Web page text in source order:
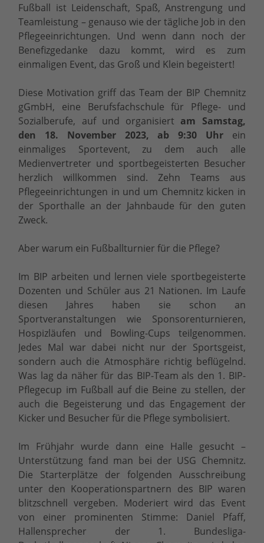
Fußball ist Leidenschaft, Spaß, Anstrengung und
Teamleistung – genauso wie der tägliche Job in den
Pflegeeinrichtungen. Und wenn dann noch der
Benefizgedanke dazu kommt, wird es zum
einmaligen Event, das Groß und Klein begeistert!
Diese Motivation griff das Team der BIP Chemnitz
gGmbH, eine Berufsfachschule für Pflege- und
Sozialberufe, auf und organisiert am Samstag,
den 18. November 2023, ab 9:30 Uhrein
einmaliges Sportevent, zu dem auch alle
Medienvertreter und sportbegeisterten Besucher
herzlich willkommen sind. Zehn Teams aus
Pflegeeinrichtungen in und um Chemnitz kicken in
der Sporthalle an der Jahnbaude für den guten
Zweck.
Aber warum ein Fußballturnier für die Pflege?
Im BIP arbeiten und lernen viele sportbegeisterte
Dozenten und Schüler aus 21 Nationen. Im Laufe
diesen Jahres haben sie schon an
Sportveranstaltungen wie Sponsorenturnieren,
Hospizläufen und Bowling-Cups teilgenommen.
Jedes Mal war dabei nicht nur der Sportsgeist,
sondern auch die Atmosphäre richtig beflügelnd.
Was lag da näher für das BIP-Team als den 1. BIP-
Pflegecup im Fußball auf die Beine zu stellen, der
auch die Begeisterung und das Engagement der
Kicker und Besucher für die Pflege symbolisiert.
Im Frühjahr wurde dann eine Halle gesucht –
Unterstützung fand man bei der USG Chemnitz.
Die Starterplätze der folgenden Ausschreibung
unter den Kooperationspartnern des BIP waren
blitzschnell vergeben. Moderiert wird das Event
von einer prominenten Stimme: Daniel Pfaff,
Hallensprecher der 1. Bundesliga-